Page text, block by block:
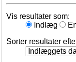
Vis resultater som:
Indlæg
Sorter resultater